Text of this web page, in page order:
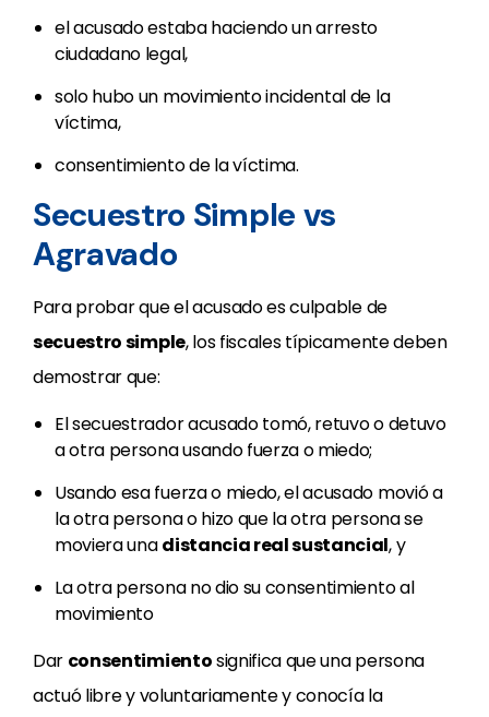
el acusado estaba haciendo un arresto
ciudadano legal,
solo hubo un movimiento incidental de la
víctima,
consentimiento de la víctima.
Secuestro Simple vs
Agravado
Para probar que el acusado es culpable de
secuestro simple, los fiscales típicamente deben
demostrar que:
El secuestrador acusado tomó, retuvo o detuvo
a otra persona usando fuerza o miedo;
Usando esa fuerza o miedo, el acusado movió a
la otra persona o hizo que la otra persona se
moviera unadistancia real sustancial, y
La otra persona no dio su consentimiento al
movimiento
Dar consentimientosignifica que una persona
actuó libre y voluntariamente y conocía la